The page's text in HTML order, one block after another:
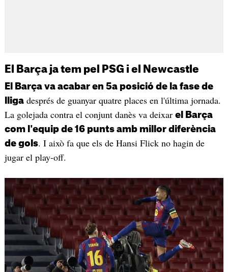
El Barça ja tem pel PSG i el Newcastle
El Barça va acabar en 5a posició de la fase de
lligadesprés de guanyar quatre places en l'última jornada.
La golejada contra el conjunt danès va deixar el Barça
com l'equip de 16 punts amb millor diferència
de gols. I això fa que els de Hansi Flick no hagin de
jugar el play-off.